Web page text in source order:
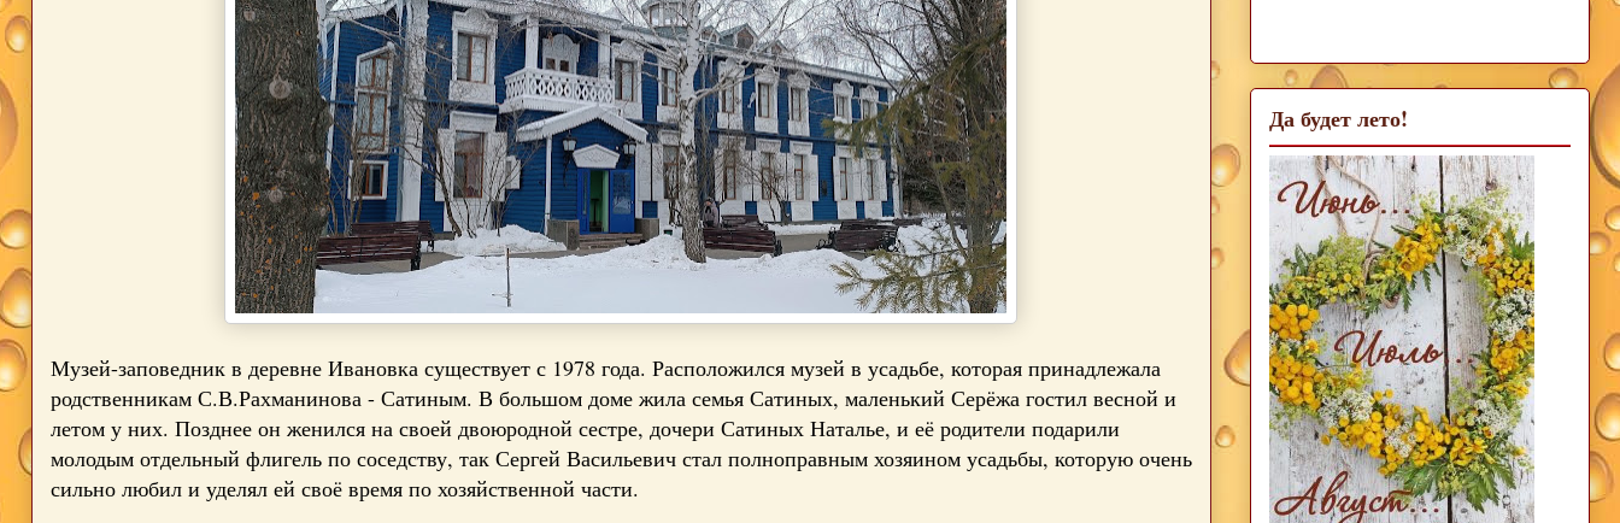
Музей-заповедник в деревне Ивановка существует с 1978 года. Расположился музей в усадьбе, которая принадлежала
родственникам С.В.Рахманинова - Сатиным. В большом доме жила семья Сатиных, маленький Серёжа гостил весной и
летом у них. Позднее он женился на своей двоюродной сестре, дочери Сатиных Наталье, и её родители подарили
молодым отдельный флигель по соседству, так Сергей Васильевич стал полноправным хозяином усадьбы, которую очень
сильно любил и уделял ей своё время по хозяйственной части.
Да будет лето!